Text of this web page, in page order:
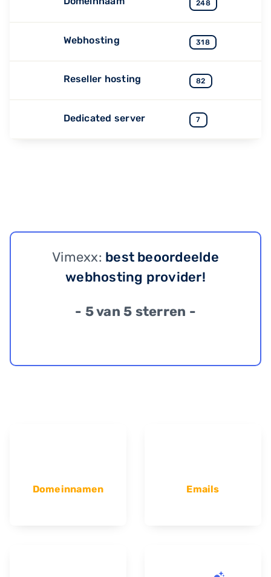
248
Webhosting 318
Reseller hosting 82
Dedicated server 7
Vimexx: best beoordeelde
webhosting provider!
- 5 van 5 sterren -
Domeinnamen Emails